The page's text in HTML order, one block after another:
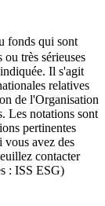
fonds qui sont
ou très sérieuses
Il s'agit
relatives
de l'Organisation
Les notations sont
pertinentes
vous avez des
contacter
: ISS ESG)